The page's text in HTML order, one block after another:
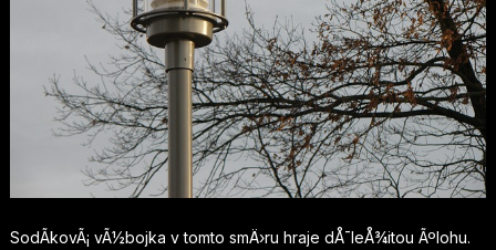
SodÃ­kovÃ¡ vÃ½bojka v tomto smÄ›ru hraje dÅ¯leÅ¾itou Ãºlohu.